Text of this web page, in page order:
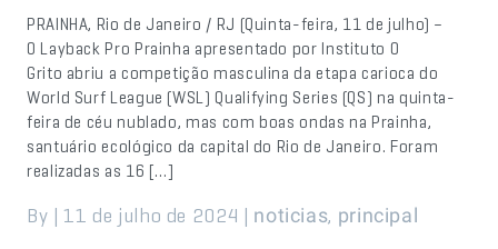
PRAINHA, Rio de Janeiro / RJ (Quinta-feira, 11 de julho) –
O Layback Pro Prainha apresentado por Instituto O
Grito abriu a competição masculina da etapa carioca do
World Surf League (WSL) Qualifying Series (QS) na quinta-
feira de céu nublado, mas com boas ondas na Prainha,
santuário ecológico da capital do Rio de Janeiro. Foram
realizadas as 16 […]
By | 11 de julho de 2024 | noticias, principal